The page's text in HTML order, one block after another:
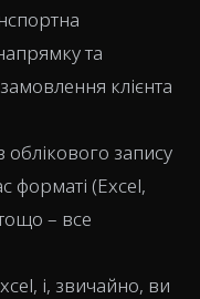
та
клієнта
запису
форматі (Excel,
– все
і, звичайно, ви